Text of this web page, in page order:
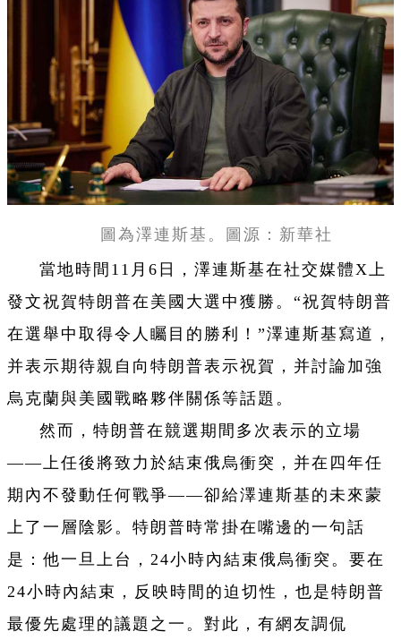
圖為澤連斯基。圖源：新華社
當地時間11月6日，澤連斯基在社交媒體X上
發文祝賀特朗普在美國大選中獲勝。“祝賀特朗普
在選舉中取得令人矚目的勝利！”澤連斯基寫道，
并表示期待親自向特朗普表示祝賀，并討論加強
烏克蘭與美國戰略夥伴關係等話題。
然而，特朗普在競選期間多次表示的立場
——上任後將致力於結束俄烏衝突，并在四年任
期內不發動任何戰爭——卻給澤連斯基的未來蒙
上了一層陰影。特朗普時常掛在嘴邊的一句話
是：他一旦上台，24小時內結束俄烏衝突。要在
24小時內結束，反映時間的迫切性，也是特朗普
最優先處理的議題之一。對此，有網友調侃